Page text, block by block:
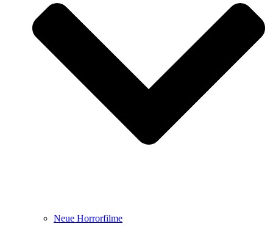
Neue Horrorfilme